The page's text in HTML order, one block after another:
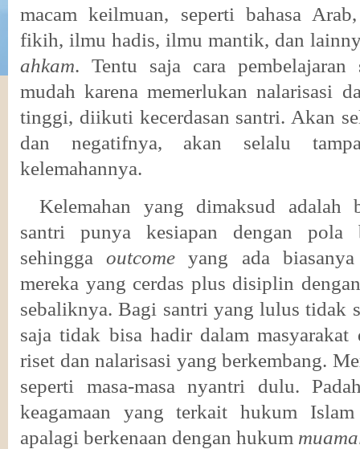
macam keilmuan, seperti bahasa
fikih, ilmu hadis, ilmu mantik, dan
ahkam. Tentu saja cara
mudah karena memerlukan nalarisasi
tinggi, diikuti kecerdasan santri. Akan
dan negatifnya, akan selalu
kelemahannya.
Kelemahan yang dimaksud adalah
santri punya kesiapan dengan pola
sehinggaoutcome yang ada biasanya
mereka yang cerdas plus disiplin
sebaliknya. Bagi santri yang lulus tidak
saja tidak bisa hadir dalam masyarakat
riset dan nalarisasi yang berkembang.
seperti masa-masa nyantri dulu.
keagamaan yang terkait hukum Islam
apalagi berkenaan dengan hukum